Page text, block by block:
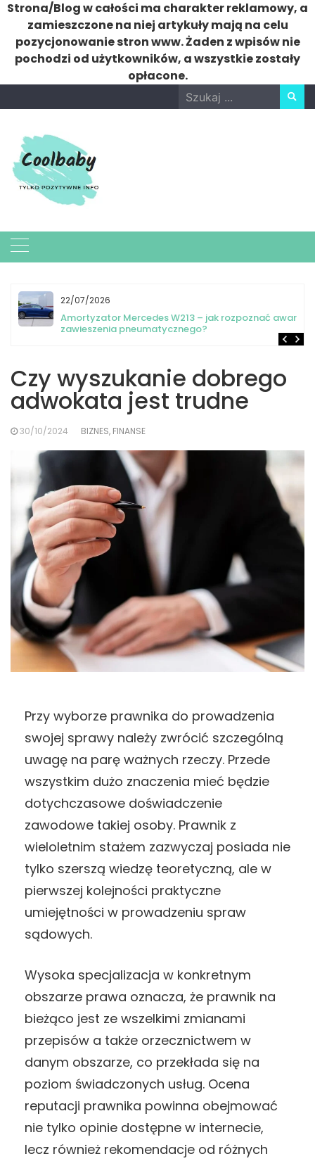
Strona/Blog w całości ma charakter reklamowy, a
zamieszczone na niej artykuły mają na celu
pozycjonowanie stron www. Żaden z wpisów nie
pochodzi od użytkowników, a wszystkie zostały
opłacone.
to
Search
for:
22/07/2026
Amortyzator Mercedes W213 – jak rozpoznać awarię
zawieszenia pneumatycznego?
Czy wyszukanie dobrego
adwokata jest trudne
30/10/2024 BIZNES, FINANSE
Przy wyborze prawnika do prowadzenia
swojej sprawy należy zwrócić szczególną
uwagę na parę ważnych rzeczy. Przede
wszystkim dużo znaczenia mieć będzie
dotychczasowe doświadczenie
zawodowe takiej osoby. Prawnik z
wieloletnim stażem zazwyczaj posiada nie
tylko szerszą wiedzę teoretyczną, ale w
pierwszej kolejności praktyczne
umiejętności w prowadzeniu spraw
sądowych.
Wysoka specjalizacja w konkretnym
obszarze prawa oznacza, że prawnik na
bieżąco jest ze wszelkimi zmianami
przepisów a także orzecznictwem w
danym obszarze, co przekłada się na
poziom świadczonych usług. Ocena
reputacji prawnika powinna obejmować
nie tylko opinie dostępne w internecie,
lecz również rekomendacje od różnych